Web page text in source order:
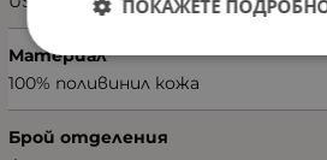
Материал
100% поливинил кожа
Брой отделения
ПОКАЖЕТЕ